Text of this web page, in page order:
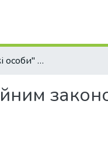
Поняття "близькі особи" за антикорупційним законодавством України: проблеми застосування